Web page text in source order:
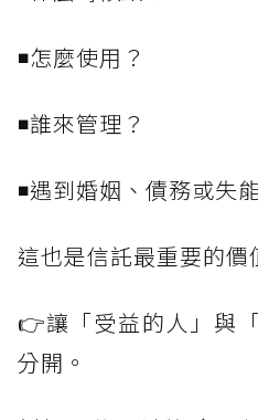
◾怎麼使用？
◾誰來管理？
◾遇到婚姻、債務或失
這也是信託最重要的價
👉讓「受益的人」與
分開。